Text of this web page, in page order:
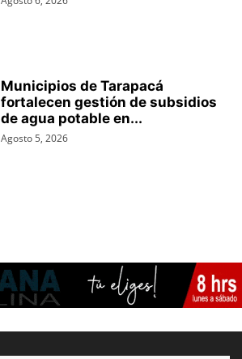
Municipios de Tarapacá
fortalecen gestión de subsidios
de agua potable en...
Agosto 5, 2026